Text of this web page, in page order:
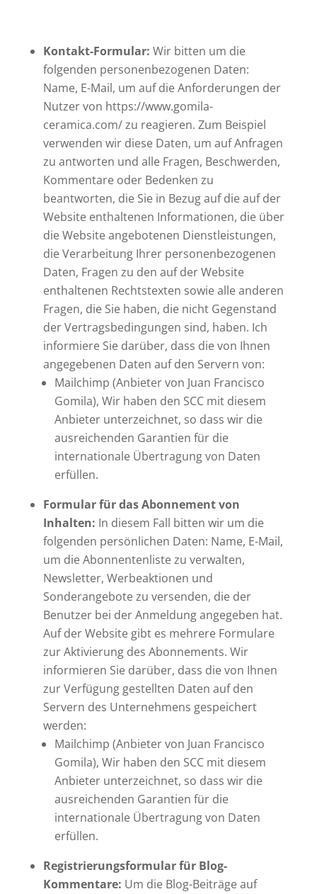
Kontakt-Formular: Wir bitten um die
folgenden personenbezogenen Daten:
Name, E-Mail, um auf die Anforderungen der
Nutzer von https://www.gomila-
ceramica.com/ zu reagieren. Zum Beispiel
verwenden wir diese Daten, um auf Anfragen
zu antworten und alle Fragen, Beschwerden,
Kommentare oder Bedenken zu
beantworten, die Sie in Bezug auf die auf der
Website enthaltenen Informationen, die über
die Website angebotenen Dienstleistungen,
die Verarbeitung Ihrer personenbezogenen
Daten, Fragen zu den auf der Website
enthaltenen Rechtstexten sowie alle anderen
Fragen, die Sie haben, die nicht Gegenstand
der Vertragsbedingungen sind, haben. Ich
informiere Sie darüber, dass die von Ihnen
angegebenen Daten auf den Servern von:
Mailchimp (Anbieter von Juan Francisco
Gomila), Wir haben den SCC mit diesem
Anbieter unterzeichnet, so dass wir die
ausreichenden Garantien für die
internationale Übertragung von Daten
erfüllen.
Formular für das Abonnement von
Inhalten: In diesem Fall bitten wir um die
folgenden persönlichen Daten: Name, E-Mail,
um die Abonnentenliste zu verwalten,
Newsletter, Werbeaktionen und
Sonderangebote zu versenden, die der
Benutzer bei der Anmeldung angegeben hat.
Auf der Website gibt es mehrere Formulare
zur Aktivierung des Abonnements. Wir
informieren Sie darüber, dass die von Ihnen
zur Verfügung gestellten Daten auf den
Servern des Unternehmens gespeichert
werden:
Mailchimp (Anbieter von Juan Francisco
Gomila), Wir haben den SCC mit diesem
Anbieter unterzeichnet, so dass wir die
ausreichenden Garantien für die
internationale Übertragung von Daten
erfüllen.
Registrierungsformular für Blog-
Kommentare: Um die Blog-Beiträge auf